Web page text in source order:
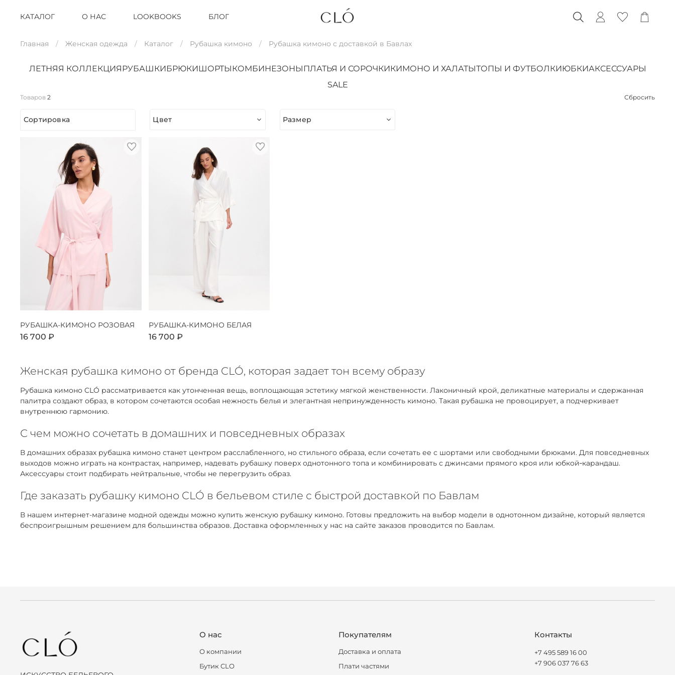
КАТАЛОГ О НАС LOOKBOOKS БЛОГ
Главная Женская одежда Каталог Рубашка кимоно Рубашка кимоно с доставкой в Бавлах
ЛЕТНЯЯ КОЛЛЕКЦИЯ РУБАШКИБРЮКИШОРТЫ КОМБИНЕЗОНЫ ПЛАТЬЯ И СОРОЧКИКИМОНО И ХАЛАТЫТОПЫ И ФУТБОЛКИЮБКИАКСЕССУАРЫ
SALE
Товаров 2 Сбросить
Сортировка Цвет Размер
РУБАШКА-КИМОНО РОЗОВАЯ
16 700 ₽
РУБАШКА-КИМОНО БЕЛАЯ
16 700 ₽
Женская рубашка кимоно от бренда CLÓ, которая задает тон всему образу
Рубашка кимоно CLÓ рассматривается как утонченная вещь, воплощающая эстетику мягкой женственности. Лаконичный крой, деликатные материалы и сдержанная
палитра создают образ, в котором сочетаются особая нежность белья и элегантная непринужденность кимоно. Такая рубашка не провоцирует, а подчеркивает
внутреннюю гармонию.
С чем можно сочетать в домашних и повседневных образах
В домашних образах рубашка кимоно станет центром расслабленного, но стильного образа, если сочетать ее с шортами или свободными брюками. Для повседневных
выходов можно играть на контрастах, например, надевать рубашку поверх однотонного топа и комбинировать с джинсами прямого кроя или юбкой‑карандаш.
Аксессуары стоит подбирать нейтральные, чтобы не перегрузить образ.
Где заказать рубашку кимоно CLÓ в бельевом стиле с быстрой доставкой по Бавлам
В нашем интернет-магазине модной одежды можно купить женскую рубашку кимоно. Готовы предложить на выбор модели в однотонном дизайне, который является
беспроигрышным решением для большинства образов. Доставка оформленных у нас на сайте заказов проводится по Бавлам.
О нас
О компании
Бутик CLO
Покупателям
Доставка и оплата
Плати частями
Контакты
+7 495 589 16 00
+7 906 037 76 63